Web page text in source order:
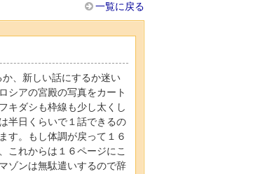
一覧に戻る
、新しい話にするか迷い
シアの宮殿の写真をカート
キダシも枠線も少し太くし
半日くらいで１話できるの
す。もし体調が戻って１６
これからは１６ページにこ
ゾンは無駄遣いするので辞